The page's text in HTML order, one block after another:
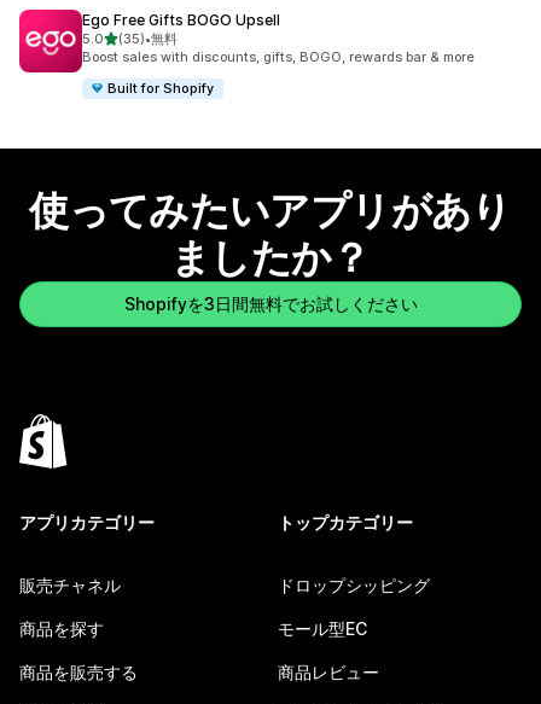
Ego Free Gifts BOGO Upsell
5.05つ星中
(35)
合計レビュー数：35件
•無料
Boost sales with discounts, gifts, BOGO, rewards bar & more
Built for Shopify
使ってみたいアプリがあり
ましたか？
Shopifyを3日間無料でお試しください
アプリカテゴリー
販売チャネル
商品を探す
商品を販売する
トップカテゴリー
ドロップシッピング
モール型EC
商品レビュー